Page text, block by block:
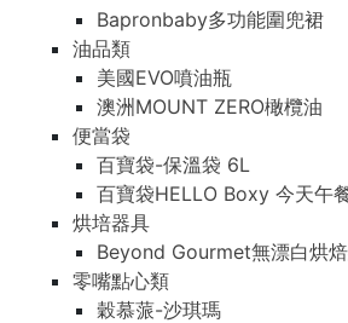
Bapronbaby多功能圍兜裙
油品類
美國EVO噴油瓶
澳洲MOUNT ZERO橄欖油
便當袋
百寶袋-保溫袋 6L
百寶袋HELLO Boxy 今天午
烘培器具
Beyond Gourmet無漂白烘
零嘴點心類
穀慕蒎-沙琪瑪